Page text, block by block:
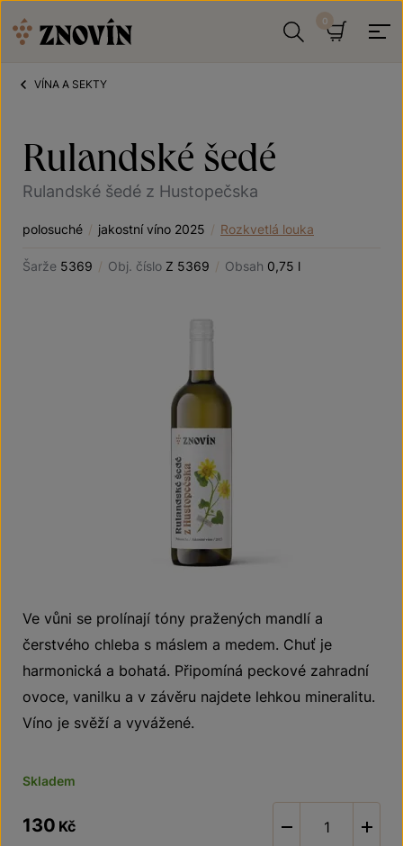
VÍNA A SEKTY
Rulandské šedé
Rulandské šedé z Hustopečska
polosuché / jakostní víno 2025 / Rozkvetlá louka
Šarže 5369 / Obj. číslo Z 5369 / Obsah 0,75 l
Ve vůni se prolínají tóny pražených mandlí a
čerstvého chleba s máslem a medem. Chuť je
harmonická a bohatá. Připomíná peckové zahradní
ovoce, vanilku a v závěru najdete lehkou mineralitu.
Víno je svěží a vyvážené.
Skladem
130 Kč -